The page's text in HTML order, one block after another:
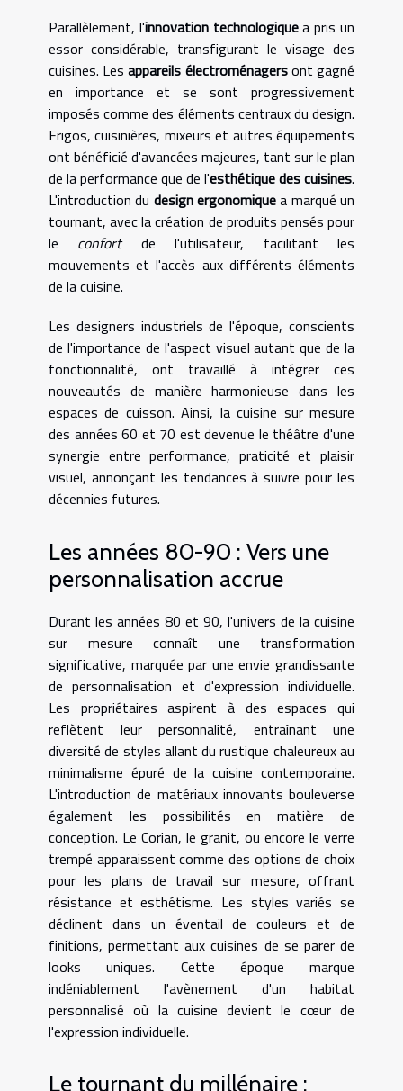
Parallèlement, l'innovation technologiquea pris un
essor considérable, transfigurant le visage des
cuisines. Lesappareils électroménagersont gagné
en importance et se sont progressivement
imposés comme des éléments centraux du design.
Frigos, cuisinières, mixeurs et autres équipements
ont bénéficié d'avancées majeures, tant sur le plan
de la performance que de l'esthétique des cuisines.
L'introduction du design ergonomiquea marqué un
tournant, avec la création de produits pensés pour
le confortde l'utilisateur, facilitant les
mouvements et l'accès aux différents éléments
de la cuisine.
Les designers industriels de l'époque, conscients
de l'importance de l'aspect visuel autant que de la
fonctionnalité, ont travaillé à intégrer ces
nouveautés de manière harmonieuse dans les
espaces de cuisson. Ainsi, la cuisine sur mesure
des années 60 et 70 est devenue le théâtre d'une
synergie entre performance, praticité et plaisir
visuel, annonçant les tendances à suivre pour les
décennies futures.
Les années 80-90 : Vers une
personnalisation accrue
Durant les années 80 et 90, l'univers de la cuisine
sur mesure connaît une transformation
significative, marquée par une envie grandissante
de personnalisation et d'expression individuelle.
Les propriétaires aspirent à des espaces qui
reflètent leur personnalité, entraînant une
diversité de styles allant du rustique chaleureux au
minimalisme épuré de la cuisine contemporaine.
L'introduction de matériaux innovants bouleverse
également les possibilités en matière de
conception. Le Corian, le granit, ou encore le verre
trempé apparaissent comme des options de choix
pour les plans de travail sur mesure, offrant
résistance et esthétisme. Les styles variés se
déclinent dans un éventail de couleurs et de
finitions, permettant aux cuisines de se parer de
looks uniques. Cette époque marque
indéniablement l'avènement d'un habitat
personnalisé où la cuisine devient le cœur de
l'expression individuelle.
Le tournant du millénaire :